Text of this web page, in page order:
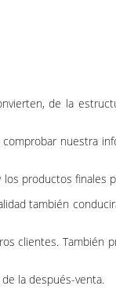
de la
nuestra
productos finales
también
clientes. También
la después-venta.